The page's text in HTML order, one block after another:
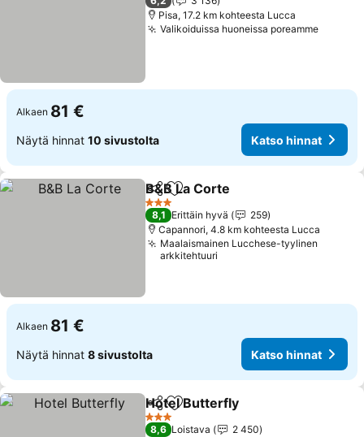
Pisa, 17.2 km kohteesta Lucca
Valikoiduissa huoneissa poreammeKatso
Alkaen 81 €
Näytä hinnat 10 sivustolta Katso hinnat
Jaa Lisää suosikkeihin
B&B La Corte
3 Tähtiluokitus
8,1 Erittäin hyvä
259
Capannori, 4.8 km kohteesta Lucca
Maalaismainen Lucchese-tyylinen
arkkitehtuuri
Alkaen 81 €
Näytä hinnat 8 sivustolta Katso hinnat
Jaa Lisää suosikkeihin
Hotel Butterfly
3 Tähtiluokitus
8,6 Loistava
2 450